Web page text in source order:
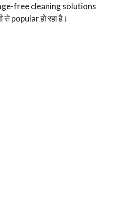
free cleaning solutions
से popular हो रहा है।